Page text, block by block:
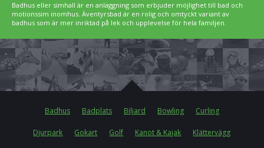
Badhus eller simhall är en anläggning som erbjuder möjlighet till bad och
motionssim inomhus. Äventyrsbad är en rolig och omtyckt variant av
badhus som är mer inriktad på lek och upplevelse för hela familjen.
Badhus Badplats Biljard Bowling Curling
Djurpark Gokart Golf Kanot & Kajak Klättervägg